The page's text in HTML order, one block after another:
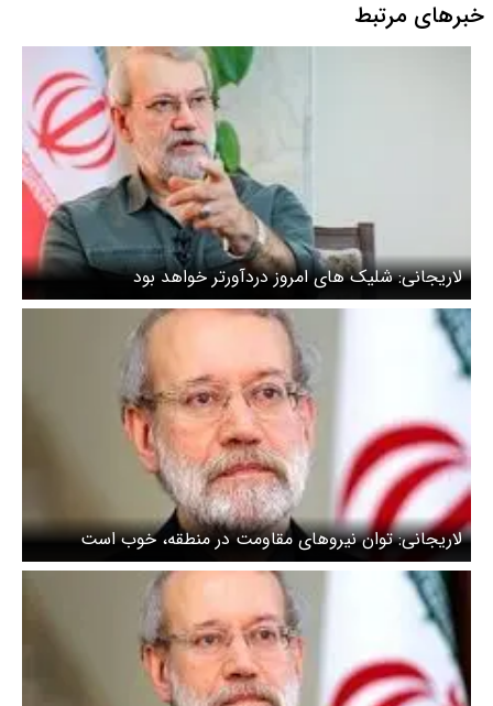
خبرهای مرتبط
لاریجانی: شلیک های امروز دردآورتر خواهد بود
لاریجانی: توان نیروهای مقاومت در منطقه، خوب است